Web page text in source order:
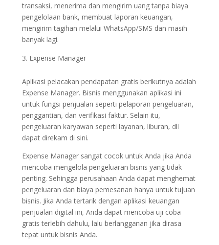
transaksi, menerima dan mengirim uang tanpa biaya
pengelolaan bank, membuat laporan keuangan,
mengirim tagihan melalui WhatsApp/SMS dan masih
banyak lagi.
Expense Manager
Aplikasi pelacakan pendapatan gratis berikutnya adalah
Expense Manager. Bisnis menggunakan aplikasi ini
untuk fungsi penjualan seperti pelaporan pengeluaran,
penggantian, dan verifikasi faktur. Selain itu,
pengeluaran karyawan seperti layanan, liburan, dll
dapat direkam di sini.
Expense Manager sangat cocok untuk Anda jika Anda
mencoba mengelola pengeluaran bisnis yang tidak
penting. Sehingga perusahaan Anda dapat menghemat
pengeluaran dan biaya pemesanan hanya untuk tujuan
bisnis. Jika Anda tertarik dengan aplikasi keuangan
penjualan digital ini, Anda dapat mencoba uji coba
gratis terlebih dahulu, lalu berlangganan jika dirasa
tepat untuk bisnis Anda.